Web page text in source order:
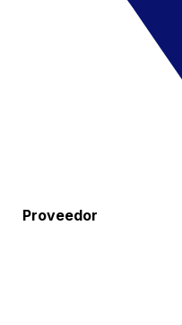
Proveedor